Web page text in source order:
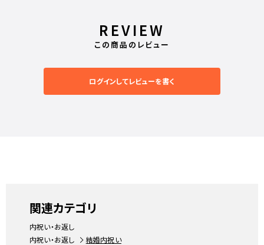
REVIEW
この商品のレビュー
ログインしてレビューを書く
関連カテゴリ
内祝い・お返し
内祝い・お返し
結婚内祝い